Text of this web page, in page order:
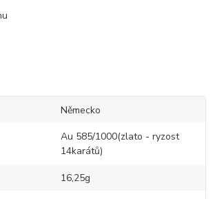
Německo
Au 585/1000(zlato - ryzost
14karátů)
16,25g